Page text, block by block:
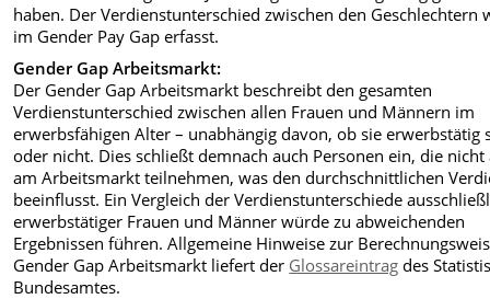
haben. Der Verdienstunterschied zwischen den Geschlechtern
im Gender Pay Gap erfasst.
Gender Gap Arbeitsmarkt:
Der Gender Gap Arbeitsmarkt beschreibt den gesamten
Verdienstunterschied zwischen allen Frauen und Männern im
erwerbsfähigen Alter – unabhängig davon, ob sie erwerbstätig
oder nicht. Dies schließt demnach auch Personen ein, die
am Arbeitsmarkt teilnehmen, was den durchschnittlichen
beeinflusst. Ein Vergleich der Verdienstunterschiede
erwerbstätiger Frauen und Männer würde zu abweichenden
Ergebnissen führen. Allgemeine Hinweise zur
Gender Gap Arbeitsmarkt liefert der Glossareintrag des
Bundesamtes.